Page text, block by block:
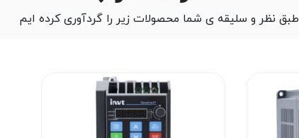
طبق نظر و سلیقه ی شما محصولات زیر را گردآوری کرده ایم